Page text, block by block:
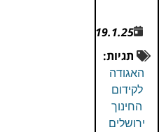
19.1.25
תגיות:
האגודה
לקידום
החינוך
ירושלים